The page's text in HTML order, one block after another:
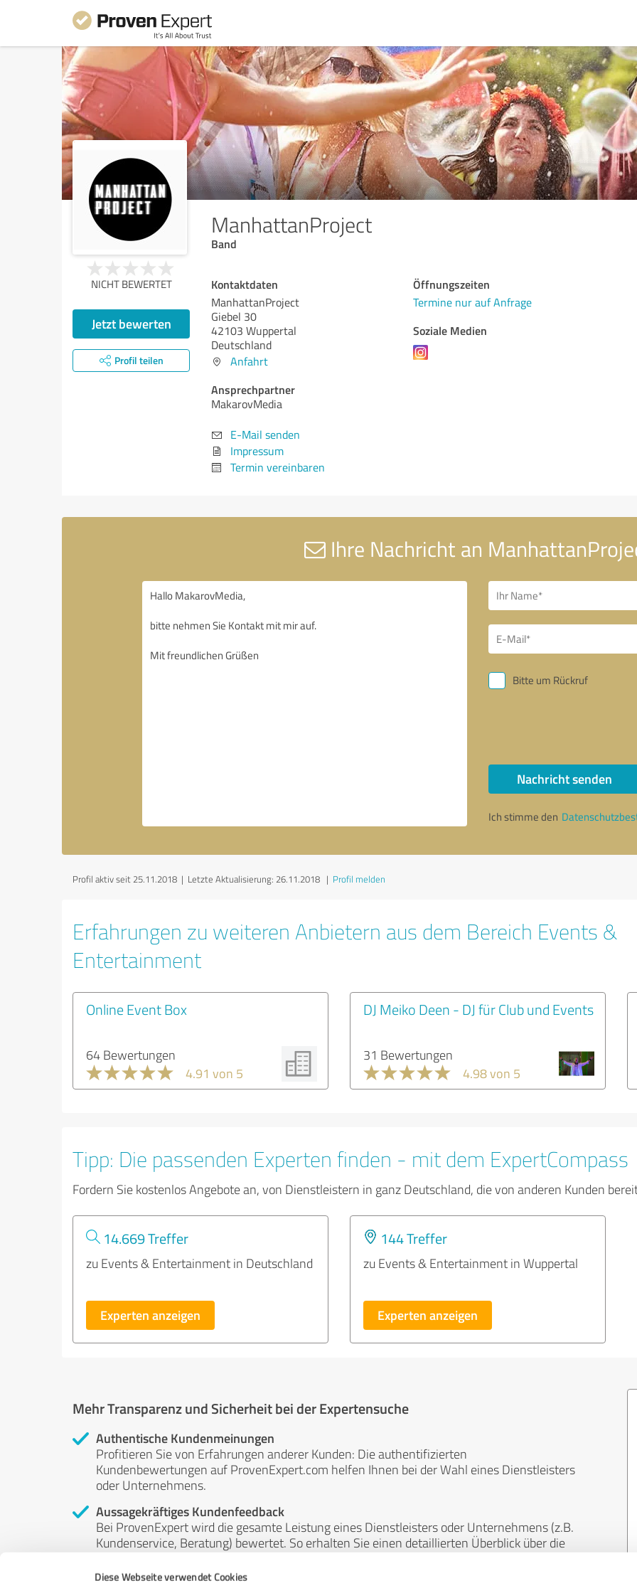
Diese Webseite verwendet Cookies
ManhattanProject
Band
NICHT BEWERTET
Jetzt bewerten
Profil teilen
Kontaktdaten
ManhattanProject
Giebel 30
42103 Wuppertal
Deutschland
Anfahrt
Ansprechpartner
MakarovMedia
E-Mail senden
Impressum
Termin vereinbaren
Öffnungszeiten
Termine nur auf Anfrage
Soziale Medien
Ihre Nachricht an
Bitte um Rückruf
Nachricht senden
Ich stimme den
Profil aktiv seit 25.11.2018 | Letzte Aktualisierung: 26.11.2018 | Profil melden
Erfahrungen zu weiteren Anbietern aus dem Bereich Events &
Entertainment
Online Event Box
64 Bewertungen
4.91 von 5
DJ Meiko Deen - DJ für Club und Events
31 Bewertungen
4.98 von 5
Tipp: Die passenden Experten finden - mit dem ExpertCompass
Fordern Sie kostenlos Angebote an, von Dienstleistern in ganz Deutschland, die von anderen Kunden
14.669 Treffer
zu Events & Entertainment in Deutschland
Experten anzeigen
144 Treffer
zu Events & Entertainment in Wuppertal
Experten anzeigen
Mehr Transparenz und Sicherheit bei der Expertensuche
Authentische Kundenmeinungen
Profitieren Sie von Erfahrungen anderer Kunden: Die authentifizierten
Kundenbewertungen auf ProvenExpert.com helfen Ihnen bei der Wahl eines Dienstleisters
oder Unternehmens.
Aussagekräftiges Kundenfeedback
Bei ProvenExpert wird die gesamte Leistung eines Dienstleisters oder Unternehmens (z.B.
Kundenservice, Beratung) bewertet. So erhalten Sie einen detaillierten Überblick über die
Unabhängige Bewertungen